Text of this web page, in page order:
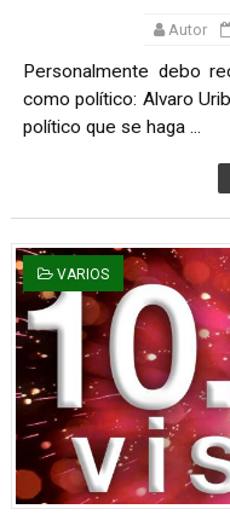
Autor
Personalmente debo
como político: Alvaro
político que se haga ...
VARIOS